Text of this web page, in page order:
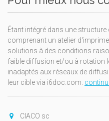
Étant intégré dans une
comprenant un atelier
solutions à des conditions
faible diffusion et/ou à rotation
inadaptés aux réseaux de
leur cible via i6doc.com.
CIACO sc